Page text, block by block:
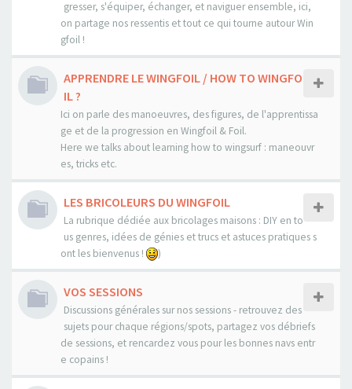
gresser, s'équiper, échanger, et naviguer ensemble, ici,
on partage nos ressentis et tout ce qui tourne autour Win
gfoil !
APPRENDRE LE WINGFOIL / HOW TO WINGFO
IL ?
Ici on parle des manoeuvres, des figures, de l'apprentissa
ge et de la progression en Wingfoil & Foil.
Here we talks about learning how to wingsurf : maneouvr
es, tricks etc.
LES BRICOLEURS DU WINGFOIL
La rubrique dédiée aux bricolages maisons : DIY en to
us genres, idées de génies et trucs et astuces pratiques s
ont les bienvenus !
)
VOS SESSIONS
Discussions générales sur nos sessions - retrouvez des
sujets pour chaque régions/spots, partagez vos débriefs
de sessions, et rencardez vous pour les bonnes navs entr
e copains !